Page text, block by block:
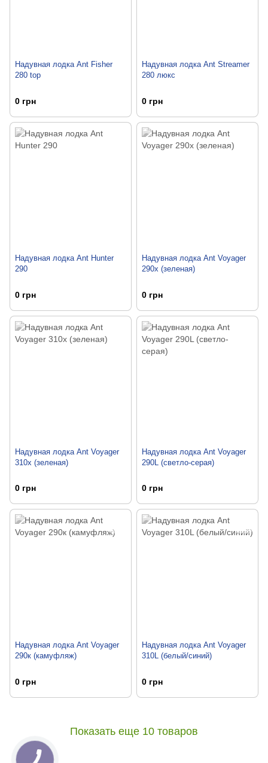
Надувная лодка Ant Fisher
280 top
0 грн
Надувная лодка Ant Streamer
280 люкс
0 грн
Надувная лодка Ant Hunter
290
0 грн
Надувная лодка Ant Voyager
290x (зеленая)
0 грн
Надувная лодка Ant Voyager
310x (зеленая)
0 грн
Надувная лодка Ant Voyager
290L (светло-серая)
0 грн
Надувная лодка Ant Voyager
290к (камуфляж)
0 грн
Надувная лодка Ant Voyager
310L (белый/синий)
0 грн
Показать еще 10 товаров